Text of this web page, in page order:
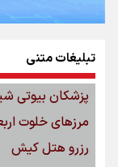
اینفو برنا/
تبلیغات متنی
پزشکان بیوتی
مرزهای خلوت
رزرو هتل کیش